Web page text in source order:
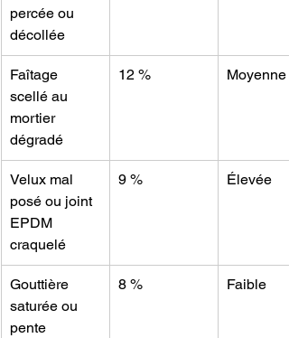
percée ou
décollée
Faîtage
scellé au
mortier
dégradé
12 % Moyenne
Velux mal
posé ou joint
EPDM
craquelé
9 % Élevée
Gouttière
saturée ou
pente
8 % Faible